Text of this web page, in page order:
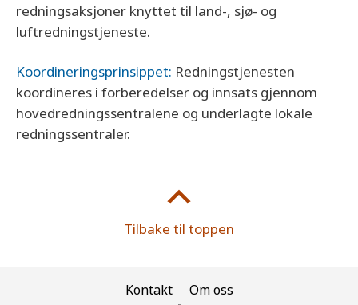
redningsaksjoner knyttet til land-, sjø- og
luftredningstjeneste.
Koordineringsprinsippet: Redningstjenesten
koordineres i forberedelser og innsats gjennom
hovedredningssentralene og underlagte lokale
redningssentraler.
Tilbake til toppen
Kontakt Om oss